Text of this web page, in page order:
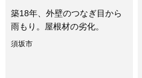
築18年、外壁のつなぎ目から
雨もり。屋根材の劣化。
須坂市